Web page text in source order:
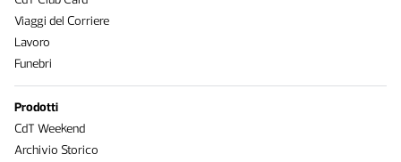
Viaggi del Corriere
Lavoro
Funebri
Prodotti
CdT Weekend
Archivio Storico